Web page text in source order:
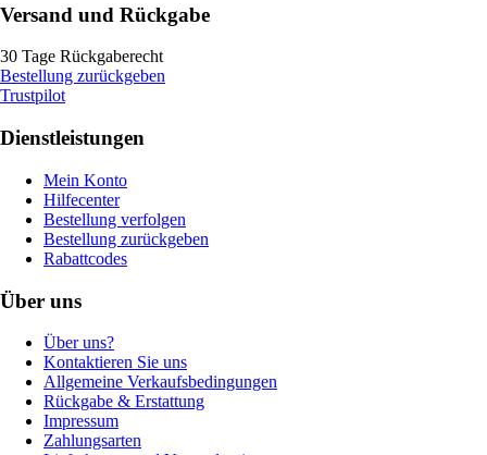
Versand und Rückgabe
30 Tage Rückgaberecht
Bestellung zurückgeben
Trustpilot
Dienstleistungen
Mein Konto
Hilfecenter
Bestellung verfolgen
Bestellung zurückgeben
Rabattcodes
Über uns
Über uns?
Kontaktieren Sie uns
Allgemeine Verkaufsbedingungen
Rückgabe & Erstattung
Impressum
Zahlungsarten